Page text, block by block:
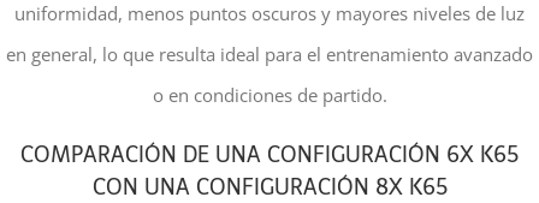
uniformidad, menos puntos oscuros y mayores niveles de luz
en general, lo que resulta ideal para el entrenamiento avanzado
o en condiciones de partido.
COMPARACIÓN DE UNA CONFIGURACIÓN 6X K65
CON UNA CONFIGURACIÓN 8X K65